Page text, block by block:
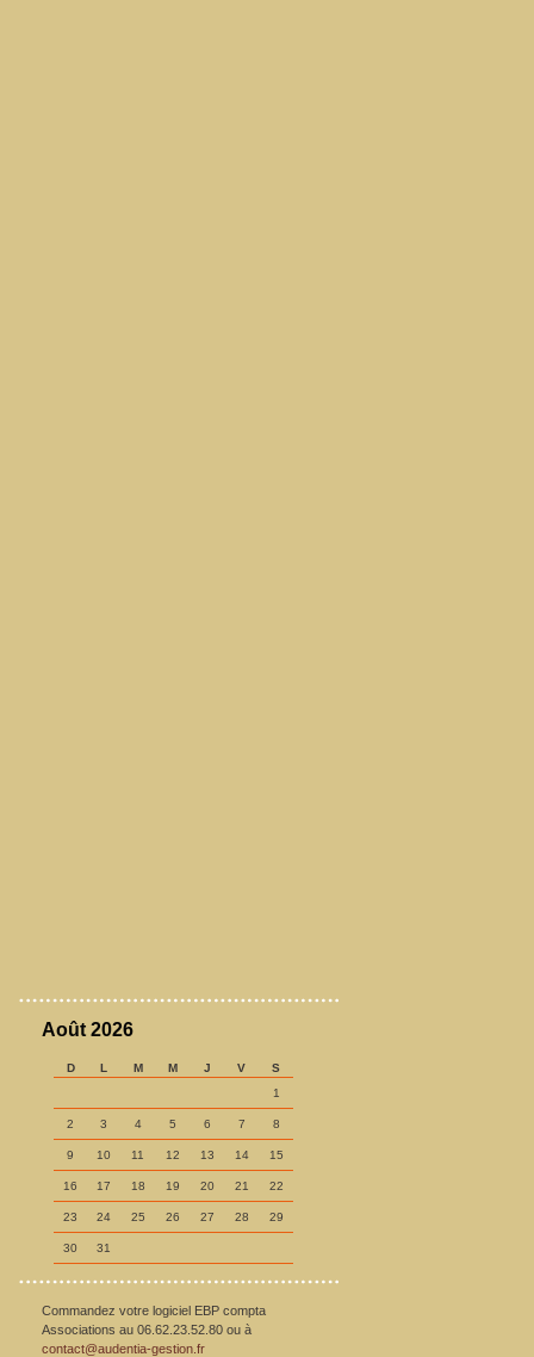
Août 2026
D L M M J V
S
1
2 3 4 5 6 7 8
9 10 11 12 13 14 15
16 17 18 19 20 21 22
23 24 25 26 27 28 29
30 31
Commandez votre logiciel EBP compta
Associations au 06.62.23.52.80 ou à
contact@audentia-gestion.fr